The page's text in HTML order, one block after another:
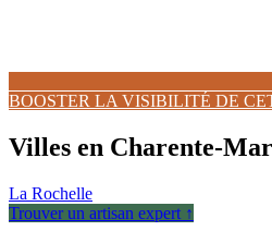
BOOSTER LA VISIBILITÉ DE
Villes en Charente-
La Rochelle
Trouver un artisan expert ↑